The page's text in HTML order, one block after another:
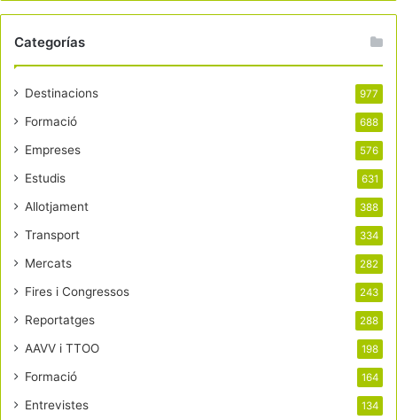
Categorías
Destinacions 977
Formació 688
Empreses 576
Estudis 631
Allotjament 388
Transport 334
Mercats 282
Fires i Congressos 243
Reportatges 288
AAVV i TTOO 198
Formació 164
Entrevistes 134